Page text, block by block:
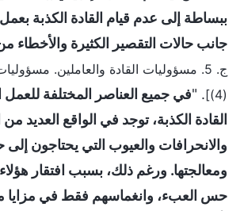
ببساطة إلى عدم قيام القادة الكذبة
جانب حالات التقصير الكثيرة والأخطاء
ج. 5. مسؤوليات القادة والعاملين.
(4)]
. "في جميع العناصر المختلفة للعمل
القادة الكذبة، توجد في الواقع العديد
والانحرافات والعيوب التي يحتاجون إلى
ومعالجتها. ورغم ذلك، بسبب افتقار هؤلاء
حس العبء، وانغماسهم فقط في مزايا